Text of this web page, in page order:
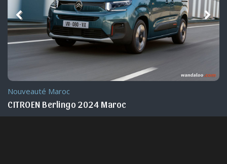
Nouveauté Maroc
CITROEN Berlingo 2024 Maroc